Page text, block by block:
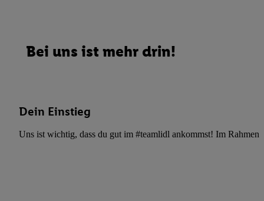
Bei uns ist mehr drin!
Dein Einstieg
Uns ist wichtig, dass du gut im #teamlidl ankommst! Im Rahmen